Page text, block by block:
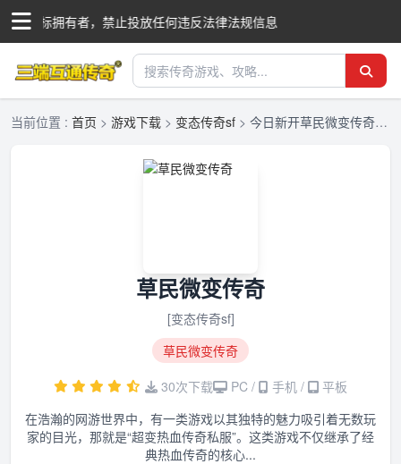
商标拥有者，禁止投放任何违反法律法规信息
当前位置 : 首页 > 游戏下载 > 变态传奇sf > 今日新开草民微变传奇-草民微变传奇最新版本-三端互通传奇发布网
草民微变传奇
[变态传奇sf]
草民微变传奇
30次下载
PC / 手机 /
平板
在浩瀚的网游世界中，有一类游戏以其独特的魅力吸引着无数玩
家的目光，那就是“超变热血传奇私服”。这类游戏不仅继承了经
典热血传奇的核心...